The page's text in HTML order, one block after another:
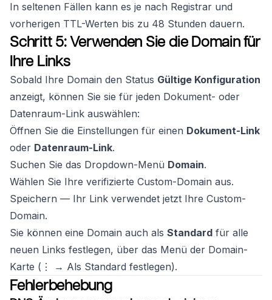
In seltenen Fällen kann es je nach Registrar und
vorherigen TTL-Werten bis zu 48 Stunden dauern.
Schritt 5: Verwenden Sie die Domain für
Ihre Links
Sobald Ihre Domain den Status Gültige Konfiguration
anzeigt, können Sie sie für jeden Dokument- oder
Datenraum-Link auswählen:
Öffnen Sie die Einstellungen für einen Dokument-Link
oder Datenraum-Link.
Suchen Sie das Dropdown-Menü Domain.
Wählen Sie Ihre verifizierte Custom-Domain aus.
Speichern — Ihr Link verwendet jetzt Ihre Custom-
Domain.
Sie können eine Domain auch als Standard für alle
neuen Links festlegen, über das Menü der Domain-
Karte (⋮ → Als Standard festlegen).
Fehlerbehebung